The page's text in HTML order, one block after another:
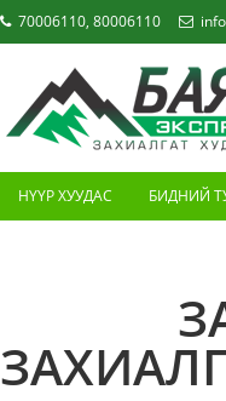
70006110, 80006110
НҮҮР ХУУДАС БИДНИЙ